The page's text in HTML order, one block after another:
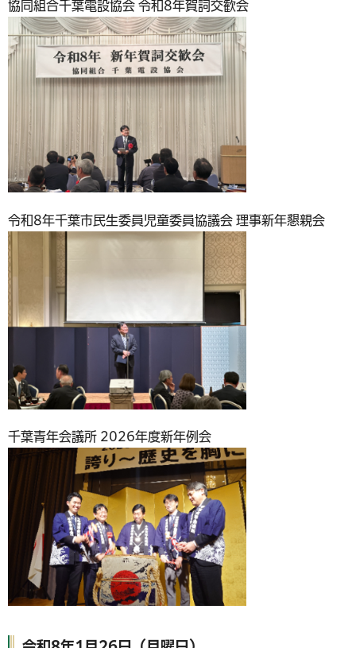
協同組合千葉電設協会 令和8年賀詞交歓会
令和8年千葉市民生委員児童委員協議会 理事新年懇親会
千葉青年会議所 2026年度新年例会